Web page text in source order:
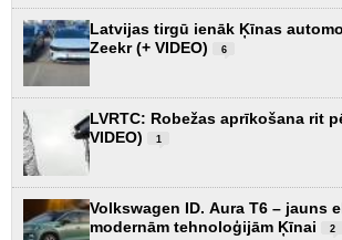
Latvijas tirgū ienāk Ķīnas
Zeekr (+ VIDEO)
6
LVRTC: Robežas aprīkošana rit
VIDEO)
1
Volkswagen ID. Aura T6 – jauns
modernām tehnoloģijām Ķīnai
2